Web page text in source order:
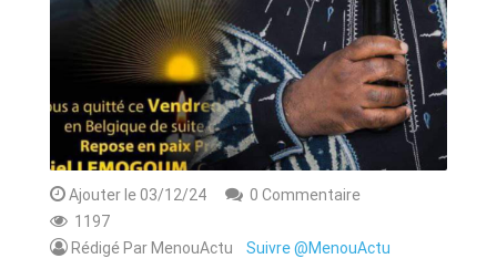
Ajouter le 03/12/24
0 Commentaire
1197
Rédigé Par MenouActu Suivre @MenouActu